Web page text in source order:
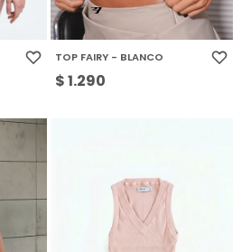
TOP FAIRY - BLANCO
$1.290